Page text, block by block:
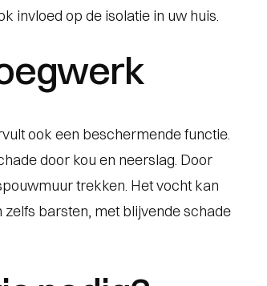
invloed op de isolatie in uw huis.
ook een beschermende functie.
door kou en neerslag. Door
trekken. Het vocht kan
barsten, met blijvende schade